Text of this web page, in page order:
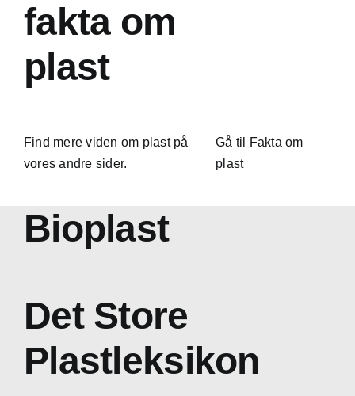
fakta om
plast
Find mere viden om plast på
vores andre sider.
Gå til Fakta om
plast
Bioplast
Det Store
Plastleksikon